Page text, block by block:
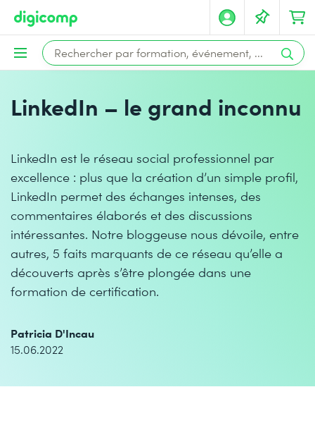
LinkedIn – le grand inconnu
LinkedIn est le réseau social professionnel par
excellence : plus que la création d’un simple profil,
LinkedIn permet des échanges intenses, des
commentaires élaborés et des discussions
intéressantes. Notre bloggeuse nous dévoile, entre
autres, 5 faits marquants de ce réseau qu’elle a
découverts après s’être plongée dans une
formation de certification.
Patricia D'Incau
15.06.2022